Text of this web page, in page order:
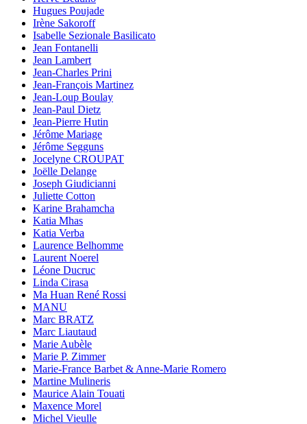
Hugues Poujade
Irène Sakoroff
Isabelle Sezionale Basilicato
Jean Fontanelli
Jean Lambert
Jean-Charles Prini
Jean-François Martinez
Jean-Loup Boulay
Jean-Paul Dietz
Jean-Pierre Hutin
Jérôme Mariage
Jérôme Segguns
Jocelyne CROUPAT
Joëlle Delange
Joseph Giudicianni
Juliette Cotton
Karine Brahamcha
Katia Mhas
Katia Verba
Laurence Belhomme
Laurent Noerel
Léone Ducruc
Linda Cirasa
Ma Huan René Rossi
MANU
Marc BRATZ
Marc Liautaud
Marie Aubèle
Marie P. Zimmer
Marie-France Barbet & Anne-Marie Romero
Martine Mulineris
Maurice Alain Touati
Maxence Morel
Michel Vieulle